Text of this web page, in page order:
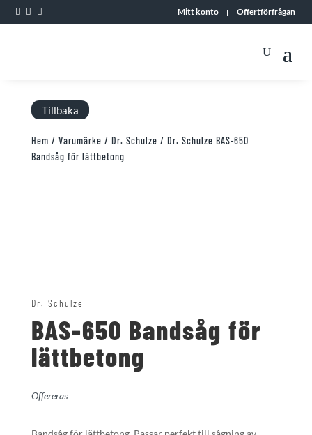
   Mitt konto Offertförfrågan
Tillbaka
Hem / Varumärke / Dr. Schulze / Dr. Schulze BAS-650
Bandsåg för lättbetong
Dr. Schulze
BAS-650 Bandsåg för
lättbetong
Offereras